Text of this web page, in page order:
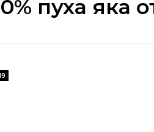
пуха яка